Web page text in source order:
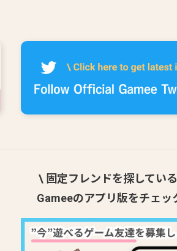
\ 固定フレンドを探してい
Gameeのアプリ版をチェッ